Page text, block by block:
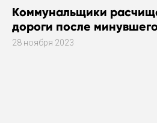
Коммунальщики
дороги после
28 ноября 2023